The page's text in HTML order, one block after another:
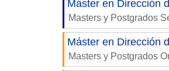
Máster en Dirección
Masters y Postgrados
Máster en Dirección
Masters y Postgrados